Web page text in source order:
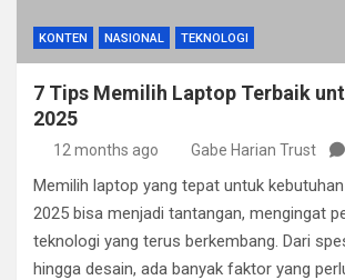
KONTEN NASIONAL TEKNOLOGI
7 Tips Memilih Laptop Terbaik
2025
12 months ago Gabe Harian Trust
Memilih laptop yang tepat untuk
2025 bisa menjadi tantangan, mengingat
teknologi yang terus berkembang. Dari
hingga desain, ada banyak faktor yang